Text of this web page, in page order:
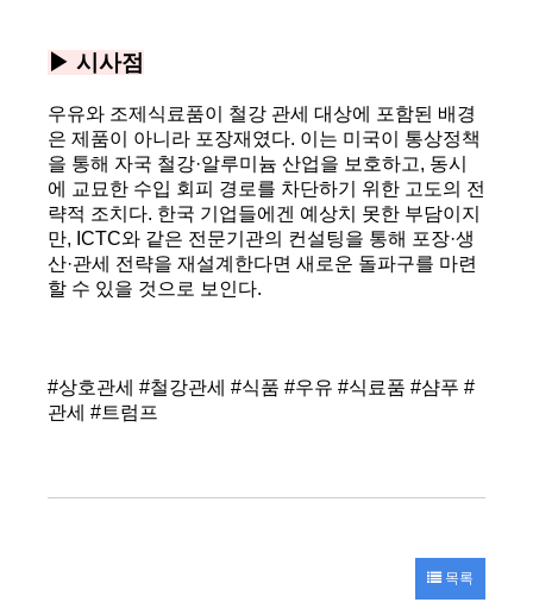
▶ 시사점
우유와 조제식료품이 철강 관세 대상에 포함된 배경
은 제품이 아니라 포장재였다. 이는 미국이 통상정책
을 통해 자국 철강·알루미늄 산업을 보호하고, 동시
에 교묘한 수입 회피 경로를 차단하기 위한 고도의 전
략적 조치다. 한국 기업들에겐 예상치 못한 부담이지
만, ICTC와 같은 전문기관의 컨설팅을 통해 포장·생
산·관세 전략을 재설계한다면 새로운 돌파구를 마련
할 수 있을 것으로 보인다.
#상호관세 #철강관세 #식품 #우유 #식료품 #샴푸 #
관세 #트럼프
목록